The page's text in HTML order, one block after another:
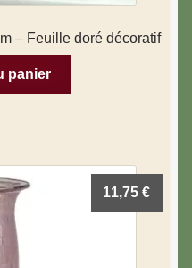
– Feuille doré décoratif
panier
11,75€